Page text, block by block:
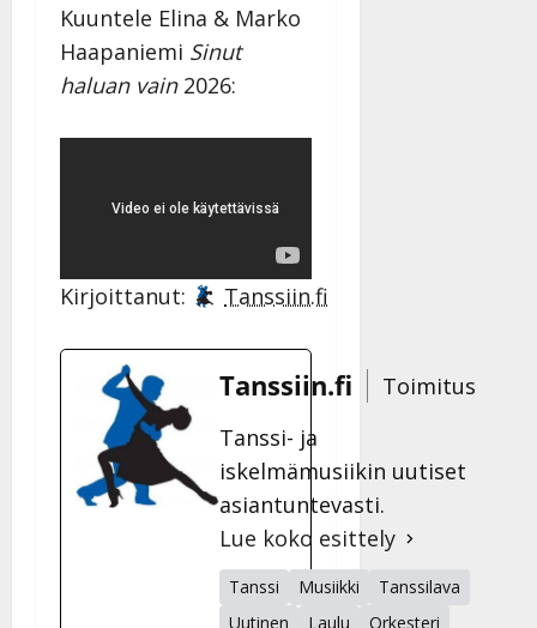
Kuuntele Elina & Marko
Haapaniemi Sinut
haluan vain2026:
Kirjoittanut: Tanssiin.fi
Tanssiin.fi
Toimitus
Tanssi- ja
iskelmämusiikin uutiset
asiantuntevasti.
Lue koko esittely
Tanssi Musiikki
Tanssilava
Uutinen
Laulu
Orkesteri